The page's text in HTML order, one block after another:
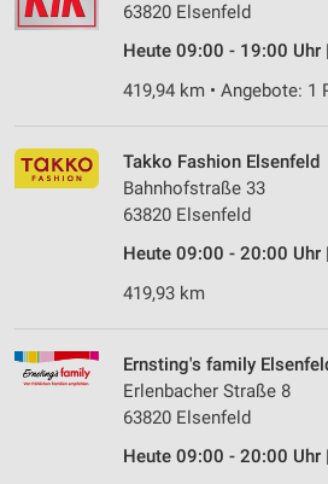
63820 Elsenfeld
Heute 09:00 - 19:00 Uhr |
419,94 km • Angebote: 1
Takko Fashion Elsenfeld
Bahnhofstraße 33
63820 Elsenfeld
Heute 09:00 - 20:00 Uhr |
419,93 km
Ernsting's family
Erlenbacher Straße 8
63820 Elsenfeld
Heute 09:00 - 20:00 Uhr |